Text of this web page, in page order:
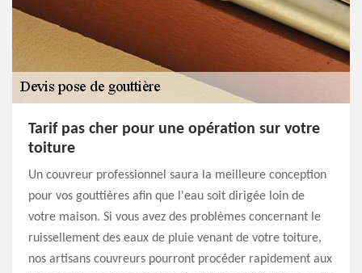
Tarif pas cher pour une opération sur votre
toiture
Un couvreur professionnel saura la meilleure conception
pour vos gouttières afin que l'eau soit dirigée loin de
votre maison. Si vous avez des problèmes concernant le
ruissellement des eaux de pluie venant de votre toiture,
nos artisans couvreurs pourront procéder rapidement aux